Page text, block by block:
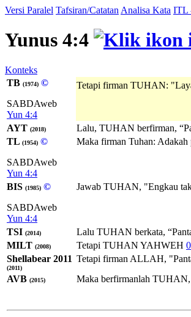
Versi Paralel Tafsiran/Catatan Analisa Kata ITL
Yunus 4:4
Konteks
TB (1974) ©
SABDAweb
Yun 4:4
Tetapi firman TUHAN:
AYT (2018)
Lalu, TUHAN berfirman,
TL (1954) ©
SABDAweb
Yun 4:4
Maka firman Tuhan: Adakah
BIS (1985) ©
SABDAweb
Yun 4:4
Jawab TUHAN, "Engkau
TSI (2014)
Lalu TUHAN berkata,
MILT (2008) Tetapi TUHAN YAHWEH
Shellabear 2011
(2011)
Tetapi firman ALLAH,
AVB (2015) Maka berfirmanlah TUHAN,